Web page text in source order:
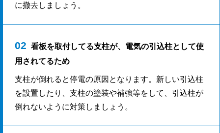
に撤去しましょう。
02 看板を取付してる支柱が、電気の引込柱として使
用されてるため
支柱が倒れると停電の原因となります。新しい引込柱
を設置したり、支柱の塗装や補強等をして、引込柱が
倒れないように対策しましょう。